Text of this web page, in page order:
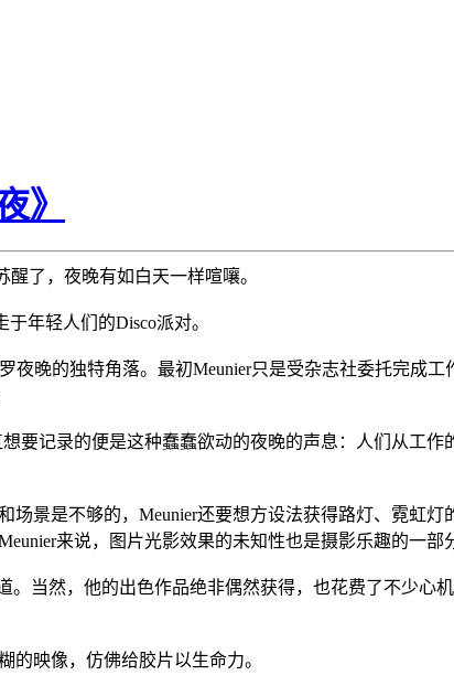
》
了，夜晚有如白天一样喧嚷。
年轻人们的Disco派对。
夜晚的独特角落。最初Meunier只是受杂志社委托完成
记录的便是这种蠢蠢欲动的夜晚的声息：人们从工作
景是不够的，Meunier还要想方设法获得路灯、霓虹灯
来说，图片光影效果的未知性也是摄影乐趣的一部
。当然，他的出色作品绝非偶然获得，也花费了不少
的映像，仿佛给胶片以生命力。